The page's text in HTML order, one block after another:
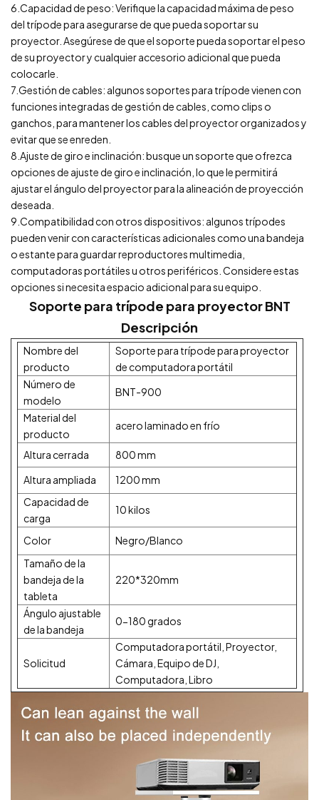
6.Capacidad de peso: Verifique la capacidad máxima de peso
del trípode para asegurarse de que pueda soportar su
proyector. Asegúrese de que el soporte pueda soportar el peso
de su proyector y cualquier accesorio adicional que pueda
colocarle.
7.Gestión de cables: algunos soportes para trípode vienen con
funciones integradas de gestión de cables, como clips o
ganchos, para mantener los cables del proyector organizados y
evitar que se enreden.
8.Ajuste de giro e inclinación: busque un soporte que ofrezca
opciones de ajuste de giro e inclinación, lo que le permitirá
ajustar el ángulo del proyector para la alineación de proyección
deseada.
9.Compatibilidad con otros dispositivos: algunos trípodes
pueden venir con características adicionales como una bandeja
o estante para guardar reproductores multimedia,
computadoras portátiles u otros periféricos. Considere estas
opciones si necesita espacio adicional para su equipo.
Soporte para trípode para proyector BNT
Descripción
Nombre del
producto
Soporte para trípode para proyector
de computadora portátil
Número de
modelo
BNT-900
Material del
producto
acero laminado en frío
Altura cerrada
800 mm
Altura ampliada
1200 mm
Capacidad de
carga
10 kilos
Color
Negro/Blanco
Tamaño de la
bandeja de la
tableta
220*320mm
Ángulo ajustable
de la bandeja
0-180 grados
Solicitud
Computadora portátil, Proyector,
Cámara, Equipo de DJ,
Computadora, Libro